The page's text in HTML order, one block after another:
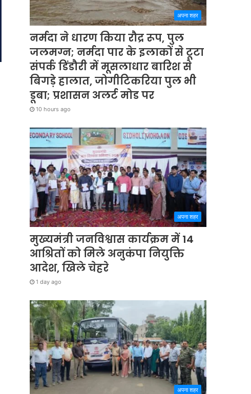
अपना शहर
नर्मदा ने धारण किया रौद्र रूप, पुल
जलमग्न; नर्मदा पार के इलाकों से टूटा
संपर्क डिंडौरी में मूसलाधार बारिश से
बिगड़े हालात, जोगीटिकरिया पुल भी
डूबा; प्रशासन अलर्ट मोड पर
10 hours ago
अपना शहर
मुख्यमंत्री जनविश्वास कार्यक्रम में 14
आश्रितों को मिले अनुकंपा नियुक्ति
आदेश, खिले चेहरे
1 day ago
अपना शहर